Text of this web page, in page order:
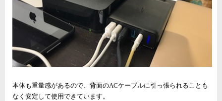
本体も重量感があるので、背面のACケーブルに引っ張られることも
なく安定して使用できています。